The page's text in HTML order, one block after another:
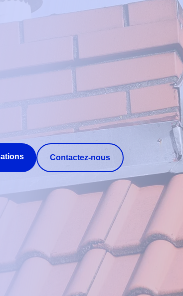
Contactez-nous